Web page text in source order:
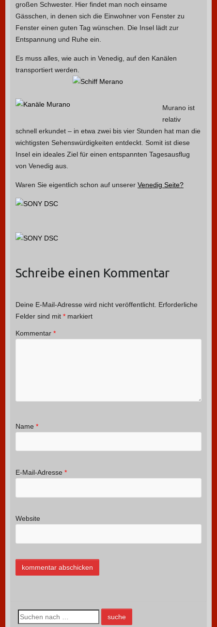
großen Schwester. Hier findet man noch einsame
Gässchen, in denen sich die Einwohner von Fenster zu
Fenster einen guten Tag wünschen. Die Insel lädt zur
Entspannung und Ruhe ein.
Es muss alles, wie auch in Venedig, auf den Kanälen
transportiert werden.
Murano ist
relativ
schnell erkundet – in etwa zwei bis vier Stunden hat man die
wichtigsten Sehenswürdigkeiten entdeckt. Somit ist diese
Insel ein ideales Ziel für einen entspannten Tagesausflug
von Venedig aus.
Waren Sie eigentlich schon auf unserer Venedig Seite?
Schreibe einen Kommentar
Deine E-Mail-Adresse wird nicht veröffentlicht. Erforderliche
Felder sind mit *markiert
Kommentar *
Name *
E-Mail-Adresse *
Website
S